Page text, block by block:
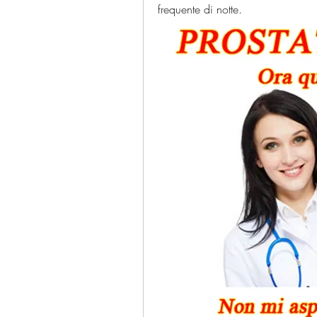
frequente di notte.